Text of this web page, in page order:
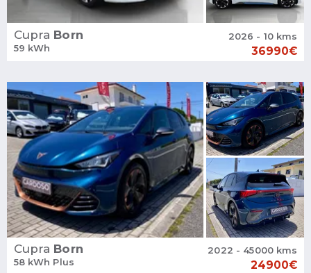
Cupra Born
59 kWh
2026 - 10 kms
36990€
Cupra Born
58 kWh Plus
2022 - 45000 kms
24900€